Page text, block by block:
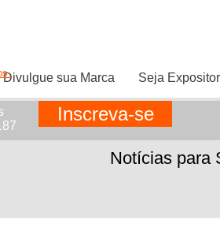
Divulgue sua Marca Seja Expositor
Inscreva-se
Notícias para